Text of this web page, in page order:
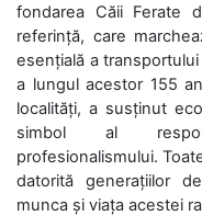
fondarea Căii Ferate
referință, care
esențială a
a lungul acestor 155
localități, a susținut
simbol al
profesionalismului.
datorită generațiilor
munca și viața acestei